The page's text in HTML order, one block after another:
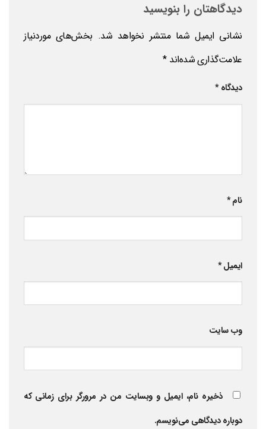
دیدگاهتان را بنویسید
نشانی ایمیل شما منتشر نخواهد شد. بخش‌های موردنیاز
علامت‌گذاری شده‌اند*
دیدگاه*
نام*
ایمیل*
وب‌ سایت
ذخیره نام، ایمیل و وبسایت من در مرورگر برای زمانی که
دوباره دیدگاهی می‌نویسم.